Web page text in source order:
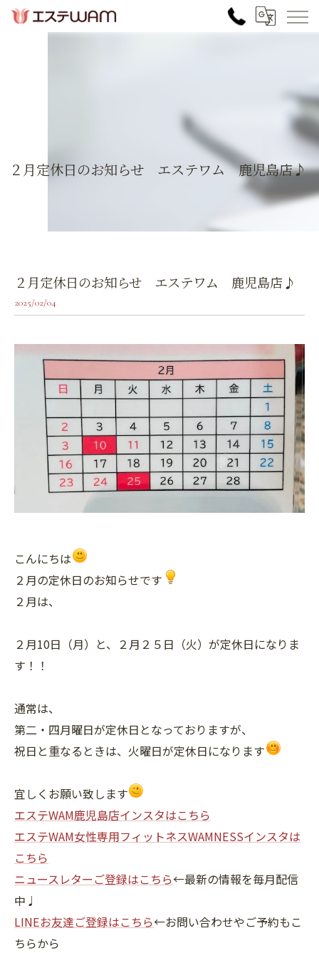
２月定休日のお知らせ エステワム 鹿児島店♪
２月定休日のお知らせ エステワム 鹿児島店♪
2025/02/04
こんにちは
２月の定休日のお知らせです
２月は、
２月10日（月）と、２月２５日（火）が定休日になりま
す！！
通常は、
第二・四月曜日が定休日となっておりますが、
祝日と重なるときは、火曜日が定休日になります
宜しくお願い致します
エステWAM鹿児島店インスタはこちら
エステWAM女性専用フィットネスWAMNESSインスタは
こちら
ニュースレターご登録はこちら←最新の情報を毎月配信
中♩
LINEお友達ご登録はこちら←お問い合わせやご予約もこ
ちらから